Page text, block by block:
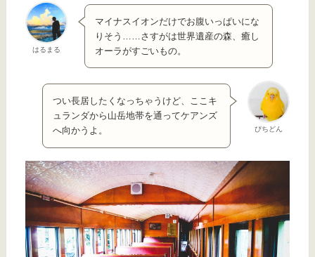
はるまる
マイナスイオンだけでお腹いっぱいにな
りそう……さすがは世界遺産の森、癒し
オーラがすごいもの。
ぴちどん
つい長居したくなっちゃうけど、ここキ
ュランダから山岳地帯を通ってケアンズ
へ向かうよ。